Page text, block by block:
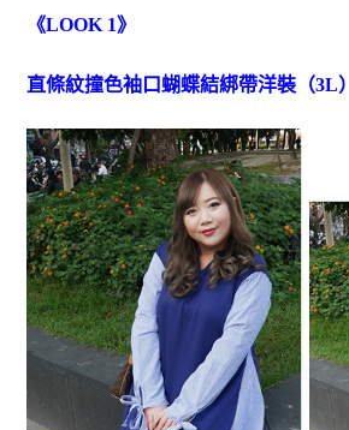
《LOOK 1》
直條紋撞色袖口蝴蝶結綁帶洋裝（3L）